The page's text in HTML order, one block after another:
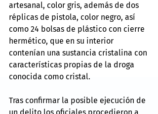
artesanal, color gris, además de dos
réplicas de pistola, color negro, así
como 24 bolsas de plástico con cierre
hermético, que en su interior
contenían una sustancia cristalina con
características propias de la droga
conocida como cristal.
Tras confirmar la posible ejecución de